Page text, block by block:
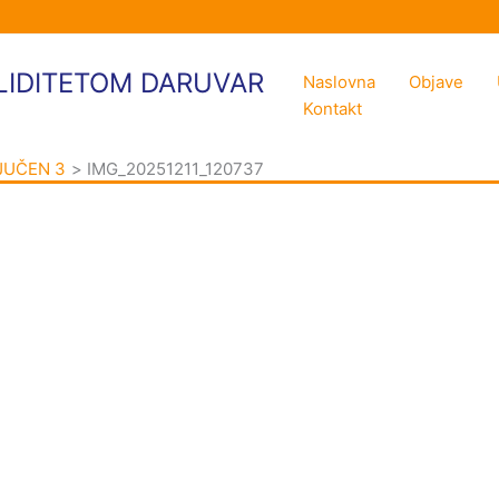
DARUVAR Naslovna Objave
Kontakt
3 IMG_20251211_120737